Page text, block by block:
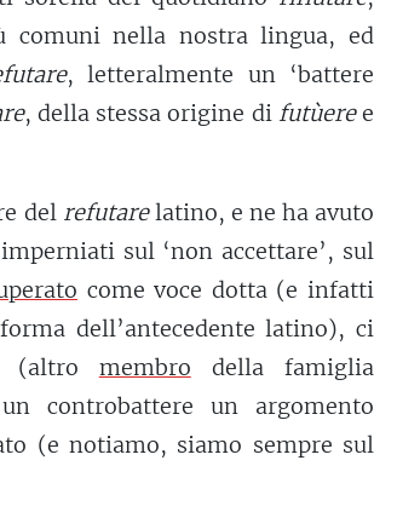
comuni nella nostra lingua, ed
, letteralmente un ‘battere
, della stessa origine di futùeree
del refutarelatino, e ne ha avuto
sul ‘non accettare’, sul
come voce dotta (e infatti
dell’antecedente latino), ci
(altro membro della famiglia
controbattere un argomento
(e notiamo, siamo sempre sul